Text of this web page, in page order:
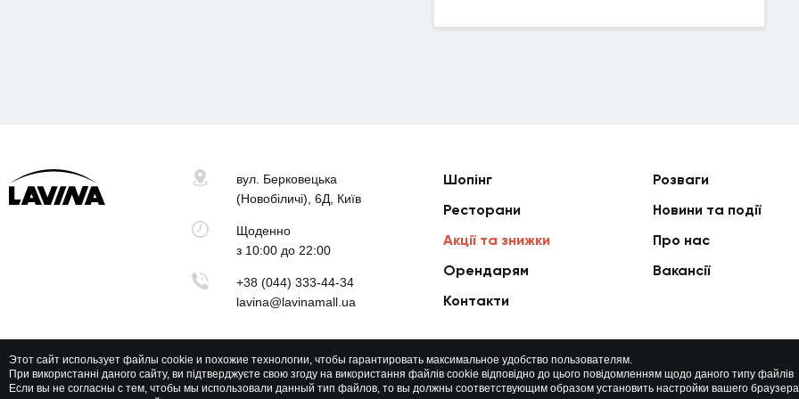
вул. Берковецька
(Новобіличі), 6Д, Київ
Щоденно
з 10:00 до 22:00
+38 (044) 333-44-34
lavina@lavinamall.ua
Шопінг
Розваги
Ресторани
Новини та події
Акції та знижки
Про нас
Орендарям
Вакансії
Контакти
Lavina Mall © 2026 Всі права захищені Політика приватності Мапа сайту
Этот сайт использует файлы cookie и похожие технологии, чтобы гарантировать максимальное удобство пользователям.
При використанні даного сайту, ви підтверджуєте свою згоду на використання файлів cookie відповідно до цього повідомленням щодо даного типу файлів
Если вы не согласны с тем, чтобы мы использовали данный тип файлов, то вы должны соответствующим образом установить настройки вашего браузера